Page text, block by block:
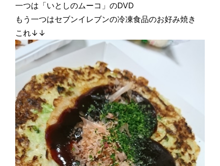
一つは「いとしのムーコ」のDVD
もう一つはセブンイレブンの冷凍食品のお好み焼き
これ↓↓